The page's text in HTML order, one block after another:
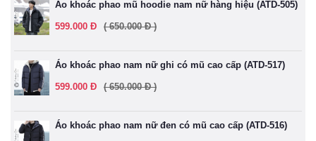
Áo khoác phao mũ hoodie nam nữ hàng hiệu (ATD-505)
599.000 Đ ( 650.000 Đ )
Áo khoác phao nam nữ ghi có mũ cao cấp (ATD-517)
599.000 Đ ( 650.000 Đ )
Áo khoác phao nam nữ đen có mũ cao cấp (ATD-516)